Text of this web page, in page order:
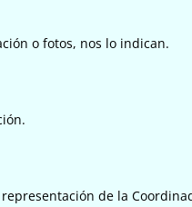
o fotos, nos lo indican.
de la